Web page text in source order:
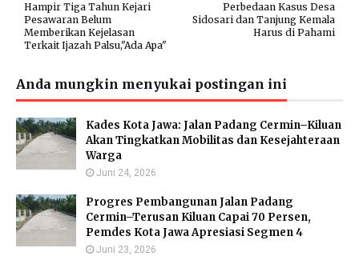
Perbedaan Kasus Desa
Sidosari dan Tanjung Kemala
Harus di Pahami
Hampir Tiga Tahun Kejari
Pesawaran Belum
Memberikan Kejelasan
Terkait Ijazah Palsu,"Ada Apa"
Anda mungkin menyukai postingan ini
Kades Kota Jawa: Jalan Padang Cermin–Kiluan
Akan Tingkatkan Mobilitas dan Kesejahteraan
Warga
Juni 24, 2026
Progres Pembangunan Jalan Padang
Cermin–Terusan Kiluan Capai 70 Persen,
Pemdes Kota Jawa Apresiasi Segmen 4
Juni 23, 2026